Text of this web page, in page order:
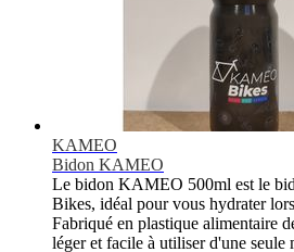
KAMEO
Bidon KAMEO
Le bidon KAMEO 500ml est le
Bikes, idéal pour vous hydrater
Fabriqué en plastique alimentaire
léger et facile à utiliser d'une seule